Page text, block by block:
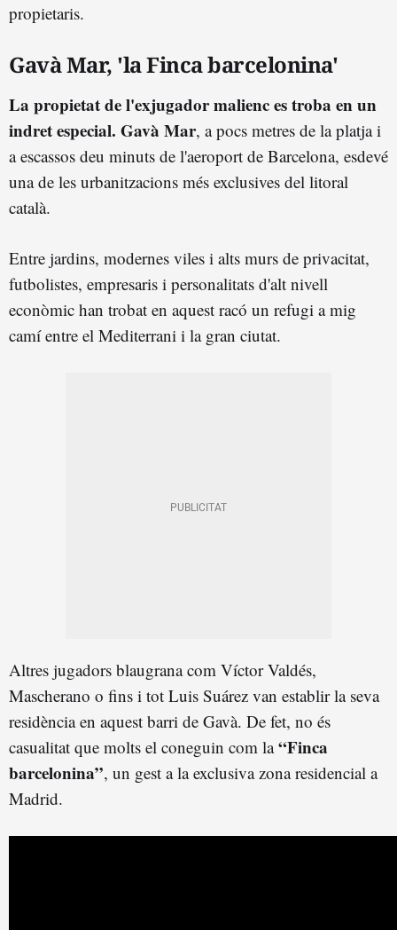
propietaris.
Gavà Mar, 'la Finca barcelonina'
La propietat de l'exjugador malienc es troba en un
indret especial. Gavà Mar, a pocs metres de la platja i
a escassos deu minuts de l'aeroport de Barcelona, esdevé
una de les urbanitzacions més exclusives del litoral
català.
Entre jardins, modernes viles i alts murs de privacitat,
futbolistes, empresaris i personalitats d'alt nivell
econòmic han trobat en aquest racó un refugi a mig
camí entre el Mediterrani i la gran ciutat.
Altres jugadors blaugrana com Víctor Valdés,
Mascherano o fins i tot Luis Suárez van establir la seva
residència en aquest barri de Gavà. De fet, no és
casualitat que molts el coneguin com la“Finca
barcelonina”, un gest a la exclusiva zona residencial a
Madrid.